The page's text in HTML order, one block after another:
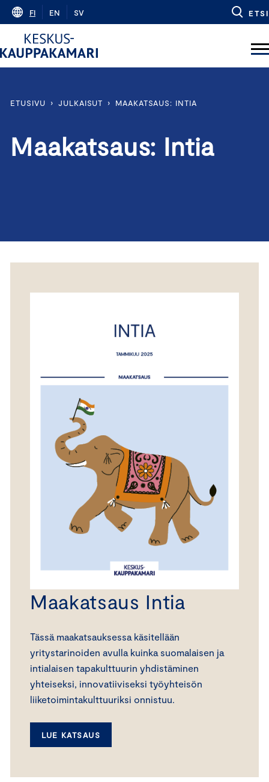
Skip
content
FI EN SV ETSI
ETUSIVU › JULKAISUT › MAAKATSAUS: INTIA
Maakatsaus: Intia
Maakatsaus Intia
Tässä maakatsauksessa käsitellään
yritystarinoiden avulla kuinka suomalaisen ja
intialaisen tapakulttuurin yhdistäminen
yhteiseksi, innovatiiviseksi työyhteisön
liiketoimintakulttuuriksi onnistuu.
LUE KATSAUS